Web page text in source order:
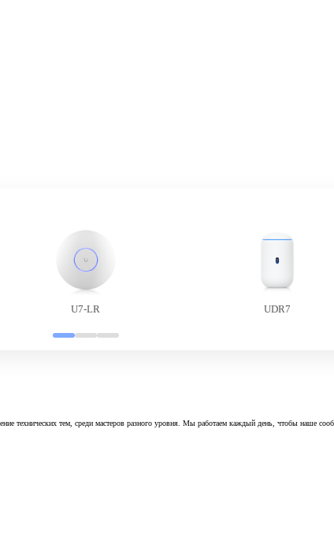
U7-LR UDR7
технических тем, среди мастеров разного уровня. Мы работаем каждый день, чтобы наше